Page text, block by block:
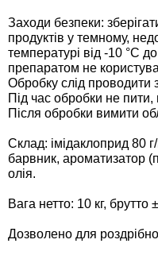
Заходи безпеки:
продуктів у темному,
температурі від -10 °С
препаратом не
Обробку слід проводити
Під час обробки не пити,
Після обробки вимити
Склад: імідаклоприд 80
барвник, ароматизатор
олія.
Вага нетто: 10 кг, брутто
Дозволено для